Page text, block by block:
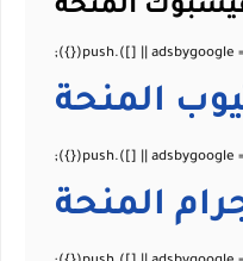
المنحة
المنحة
المنحة